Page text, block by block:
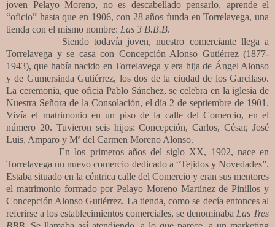
joven Pelayo Moreno, no es descabellado pensarlo, aprende el
“oficio” hasta que en 1906, con 28 años funda en Torrelavega, una
tienda con el mismo nombre: Las 3 B.B.B.
Siendo todavía joven, nuestro comerciante llega a
Torrelavega y se casa con Concepción Alonso Gutiérrez (1877-
1943), que había nacido en Torrelavega y era hija de Ángel Alonso
y de Gumersinda Gutiérrez, los dos de la ciudad de los Garcilaso.
La ceremonia, que oficia Pablo Sánchez, se celebra en la iglesia de
Nuestra Señora de la Consolación, el día 2 de septiembre de 1901.
Vivía el matrimonio en un piso de la calle del Comercio, en el
número 20. Tuvieron seis hijos: Concepción, Carlos, César, José
Luis, Amparo y Mª del Carmen Moreno Alonso.
En los primeros años del siglo XX, 1902, nace en
Torrelavega un nuevo comercio dedicado a “Tejidos y Novedades”.
Estaba situado en la céntrica calle del Comercio y eran sus mentores
el matrimonio formado por Pelayo Moreno Martínez de Pinillos y
Concepción Alonso Gutiérrez. La tienda, como se decía entonces al
referirse a los establecimientos comerciales, se denominaba Las Tres